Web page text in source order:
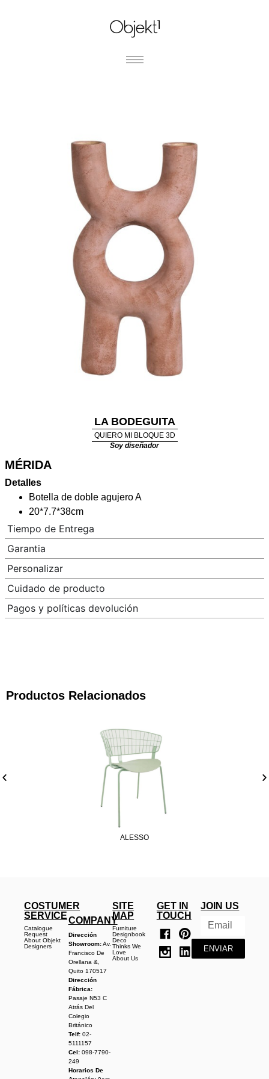
LA BODEGUITA
QUIERO MI BLOQUE 3D
Soy diseñador
MÉRIDA
Detalles
Botella de doble agujero A
20*7.7*38cm
Tiempo de Entrega
Garantia
Personalizar
Cuidado de producto
Pagos y políticas devolución
Productos Relacionados
ALESSO
COSTUMER
SERVICE
Catalogue
Request
About Objekt
Designers
COMPANY
Dirección
Showroom:Av.
Francisco De
Orellana &,
Quito 170517
Dirección
Fábrica:
Pasaje N53 C
Atrás Del
Colegio
Británico
Telf:02-
5111157
Cel:098-7790-
249
Horarios De
SITE
MAP
Furniture
Designbook
Deco
Thinks We
Love
About Us
GET IN
TOUCH
JOIN US
ENVIAR